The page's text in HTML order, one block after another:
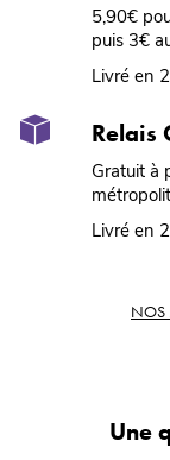
5,90€
puis 3€
Livré en
Relais
Gratuit à
Livré en
NOS
Une